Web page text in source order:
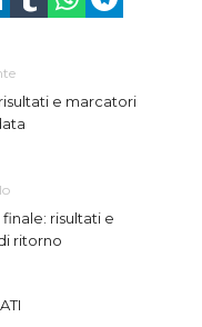
e marcatori
risultati e
ritorno